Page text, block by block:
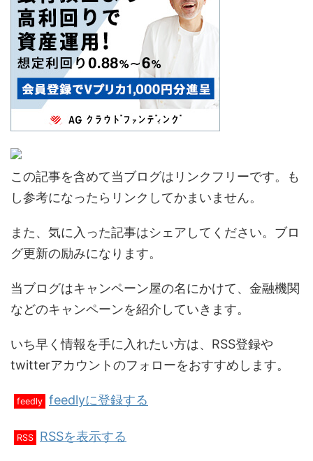
この記事を含めて当ブログはリンクフリーです。も
し参考になったらリンクしてかまいません。
また、気に入った記事はシェアしてください。ブロ
グ更新の励みになります。
当ブログはキャンペーン屋の名にかけて、金融機関
などのキャンペーンを紹介していきます。
いち早く情報を手に入れたい方は、RSS登録や
twitterアカウントのフォローをおすすめします。
feedly feedlyに登録する
RSS RSSを表示する